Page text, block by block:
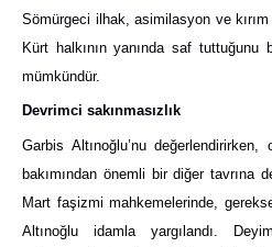
Sömürgeci ilhak, asimilasyon ve
Kürt halkının yanında saf tuttuğunu
mümkündür.
Devrimci sakınmasızlık
Garbis Altınoğlu’nu
bakımından önemli bir diğer tavrına
Mart faşizmi mahkemelerinde,
Altınoğlu idamla yargılandı.